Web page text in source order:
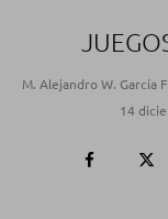
M. Alejandro W. García
14